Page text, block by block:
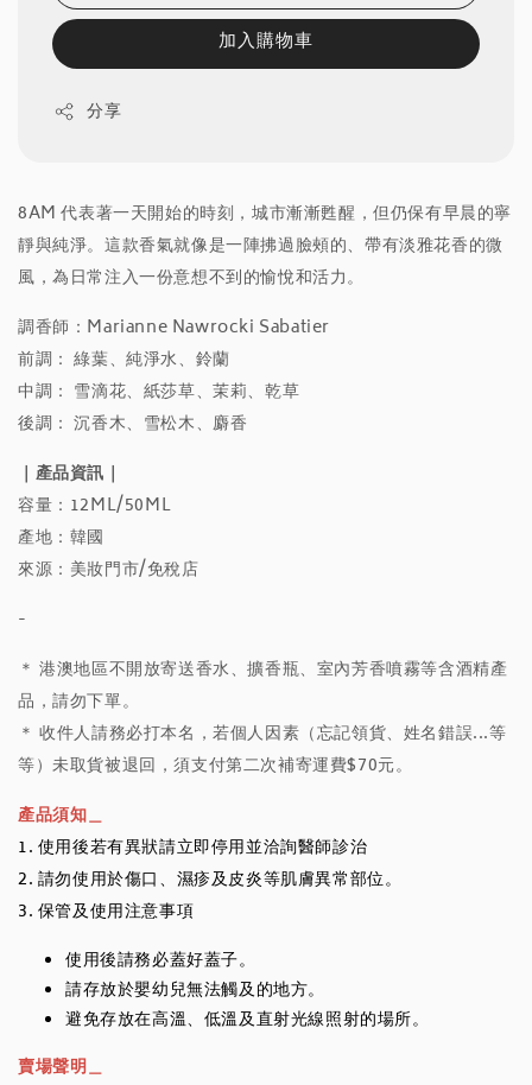
加入購物車
分享
8AM 代表著一天開始的時刻，城市漸漸甦醒，但仍保有早晨的寧
靜與純淨。這款香氣就像是一陣拂過臉頰的、帶有淡雅花香的微
風，為日常注入一份意想不到的愉悅和活力。
調香師：Marianne Nawrocki Sabatier
前調： 綠葉、純淨水、鈴蘭
中調： 雪滴花、紙莎草、茉莉、乾草
後調： 沉香木、雪松木、麝香
｜產品資訊｜
容量：12ML/50ML
產地：韓國
來源：美妝門市/免稅店
-
＊ 港澳地區不開放寄送香水、擴香瓶、室內芳香噴霧等含酒精產
品，請勿下單。
＊ 收件人請務必打本名，若個人因素（忘記領貨、姓名錯誤...等
等）未取貨被退回，須支付第二次補寄運費$70元。
產品須知＿
1. 使用後若有異狀請立即停用並洽詢醫師診治
2. 請勿使用於傷口、濕疹及皮炎等肌膚異常部位。
3. 保管及使用注意事項
使用後請務必蓋好蓋子。
請存放於嬰幼兒無法觸及的地方。
避免存放在高溫、低溫及直射光線照射的場所。
賣場聲明＿